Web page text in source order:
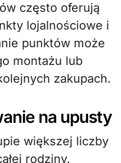
często oferują
lojalnościowe i
punktów może
montażu lub
zakupach.
na upusty
większej liczby
rodziny.